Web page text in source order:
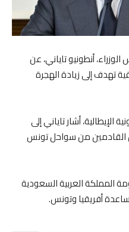
الوزراء، أنطونيو تاياني، عن
تهدف إلى زيادة الهجرة
أشار تاياني إلى
القادمين من سواحل تونس
المملكة العربية السعودية
أفريقيا وتونس.